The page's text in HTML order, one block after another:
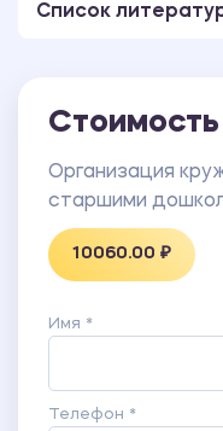
Список
Организация
старшими
10060.00 ₽
Имя *
Телефон *